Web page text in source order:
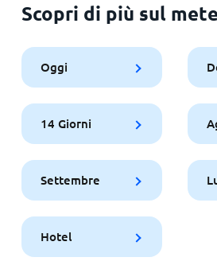
Scopri di più sul
Oggi
14 Giorni
Settembre
Hotel